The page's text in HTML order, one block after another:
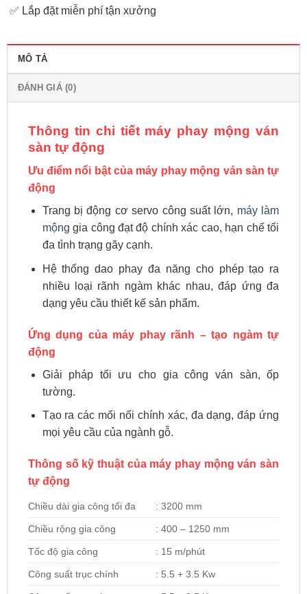
✅ Lắp đặt miễn phí tận xưởng
MÔ TẢ
ĐÁNH GIÁ (0)
Thông tin chi tiết máy phay mộng ván
sàn tự động
Ưu điểm nổi bật của máy phay mộng ván sàn tự
động
Trang bị động cơ servo công suất lớn, máy làm
mộng gia công đạt độ chính xác cao, hạn chế tối
đa tình trạng gãy cạnh.
Hệ thống dao phay đa năng cho phép tạo ra
nhiều loại rãnh ngàm khác nhau, đáp ứng đa
dạng yêu cầu thiết kế sản phẩm.
Ứng dụng của máy phay rãnh – tạo ngàm tự
động
Giải pháp tối ưu cho gia công ván sàn, ốp
tường.
Tạo ra các mối nối chính xác, đa dạng, đáp ứng
mọi yêu cầu của ngành gỗ.
Thông số kỹ thuật của máy phay mộng ván sàn
tự động
Chiều dài gia công tối đa : 3200 mm
Chiều rộng gia công : 400 – 1250 mm
Tốc độ gia công : 15 m/phút
Công suất trục chính : 5.5 + 3.5 Kw